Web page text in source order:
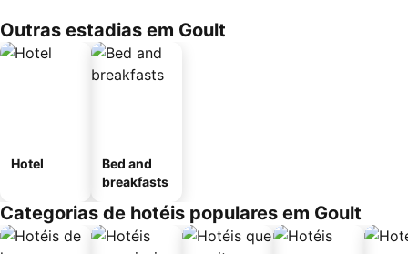
Outras estadias em Goult
Hotel
Bed and
breakfasts
Categorias de hotéis populares em Goult